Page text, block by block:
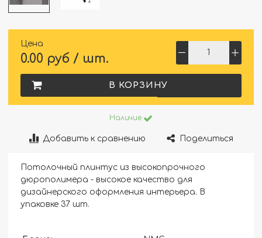
Цена
0.00 руб / шт.
В КОРЗИНУ
Наличие
Добавить к сравнению Поделиться
Потолочный плинтус из высокопрочного
дюрополимера - высокое качество для
дизайнерского оформления интерьера. В
упаковке 37 шт.